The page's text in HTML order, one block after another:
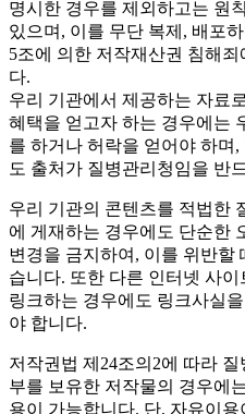
명시한 경우를 제외하고는 원
있으며, 이를 무단 복제, 배포
5조에 의한 저작재산권 침해
다.
우리 기관에서 제공하는 자료
혜택을 얻고자 하는 경우에는
를 하거나 허락을 얻어야 하며
도 출처가 질병관리청임을 반
우리 기관의 콘텐츠를 적법한
에 게재하는 경우에도 단순한
변경을 금지하여, 이를 위반할
습니다. 또한 다른 인터넷 사
링크하는 경우에도 링크사실
야 합니다.
저작권법 제24조의2에 따라
부를 보유한 저작물의 경우에
용이 가능합니다. 단, 자유이